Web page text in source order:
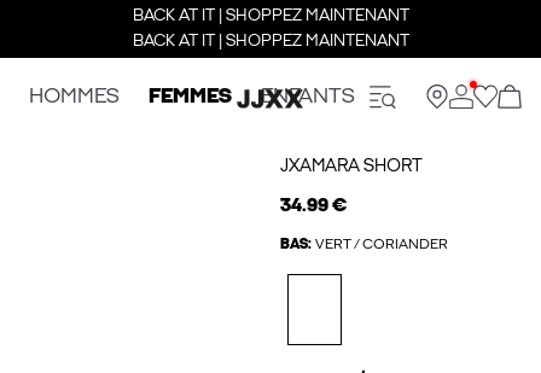
BACK AT IT | SHOPPEZ MAINTENANT
BACK AT IT | SHOPPEZ MAINTENANT
HOMMES FEMMES ENFANTS
JXAMARA SHORT
34.99 €
BAS: VERT / CORIANDER